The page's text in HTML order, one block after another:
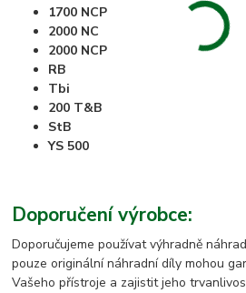
1700 NCP
2000 NC
2000 NCP
RB
Tbi
200 T&B
StB
YS 500
Doporučení výrobce:
Doporučujeme používat výhradně
pouze originální náhradní díly mohou
Vašeho přístroje a zajistit jeho